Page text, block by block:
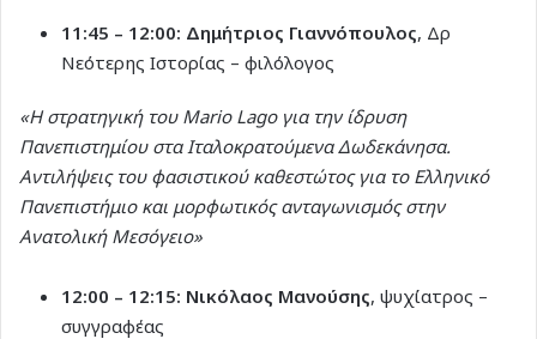
11:45 – 12:00: Δημήτριος Γιαννόπουλος, Δρ
Νεότερης Ιστορίας – φιλόλογος
«Η στρατηγική του Mario Lago για την ίδρυση
Πανεπιστημίου στα Ιταλοκρατούμενα Δωδεκάνησα.
Αντιλήψεις του φασιστικού καθεστώτος για το Ελληνικό
Πανεπιστήμιο και μορφωτικός ανταγωνισμός στην
Ανατολική Μεσόγειο»
12:00 – 12:15: Νικόλαος Μανούσης, ψυχίατρος –
συγγραφέας